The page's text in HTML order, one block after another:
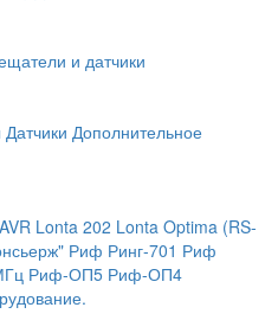
и датчики
Датчики Дополнительное
Lonta 202 Lonta Optima (RS-
Риф Ринг-701 Риф
Риф-ОП5 Риф-ОП4